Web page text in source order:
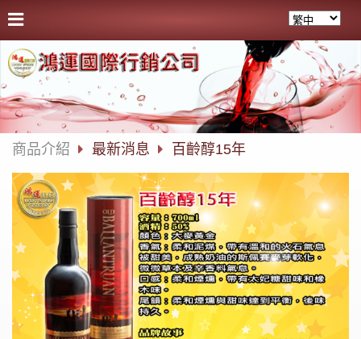
商品介紹 最新消息 百齡醇15年